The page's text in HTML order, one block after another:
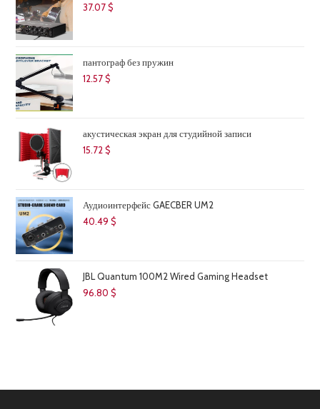
37.07$
пантограф без пружин
12.57$
акустическая экран для студийной записи
15.72$
Аудиоинтерфейс GAECBER UM2
40.49$
JBL Quantum 100M2 Wired Gaming Headset
96.80$